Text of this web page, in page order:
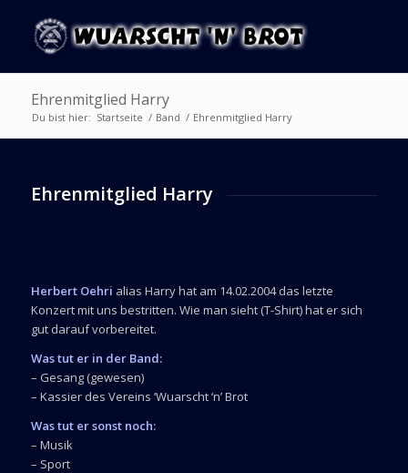
Ehrenmitglied Harry
Du bist hier: Startseite / Band / Ehrenmitglied Harry
Ehrenmitglied Harry
Herbert Oehri alias Harry hat am 14.02.2004 das letzte
Konzert mit uns bestritten. Wie man sieht (T-Shirt) hat er sich
gut darauf vorbereitet.
Was tut er in der Band:
– Gesang (gewesen)
– Kassier des Vereins ‘Wuarscht ‘n’ Brot
Was tut er sonst noch:
– Musik
– Sport